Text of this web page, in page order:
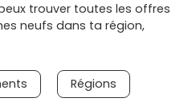
trouver toutes les offres
neufs dans ta région,
Régions